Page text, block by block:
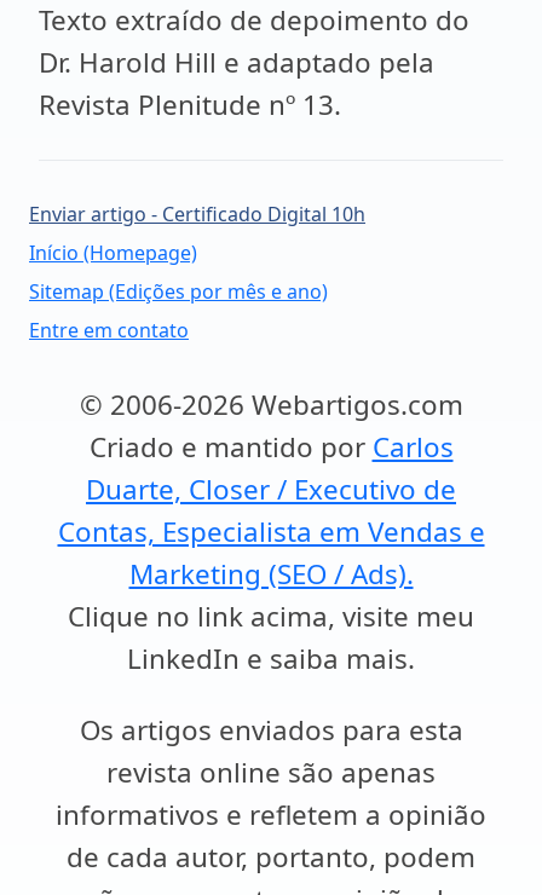
Texto extraído de depoimento do
Dr. Harold Hill e adaptado pela
Revista Plenitude nº 13.
Enviar artigo - Certificado Digital 10h
Início (Homepage)
Sitemap (Edições por mês e ano)
Entre em contato
© 2006-2026 Webartigos.com
Criado e mantido por Carlos
Duarte, Closer / Executivo de
Contas, Especialista em Vendas e
Marketing (SEO / Ads).
Clique no link acima, visite meu
LinkedIn e saiba mais.
Os artigos enviados para esta
revista online são apenas
informativos e refletem a opinião
de cada autor, portanto, podem